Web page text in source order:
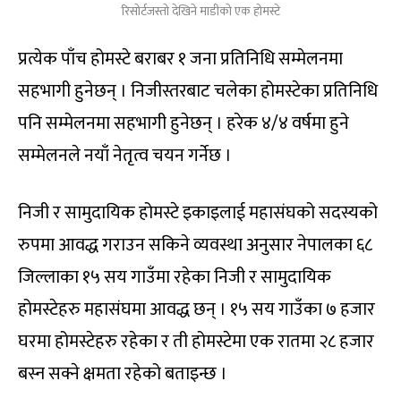
रिसोर्टजस्तो देखिने माडीको एक होमस्टे
प्रत्येक पाँच होमस्टे बराबर १ जना प्रतिनिधि सम्मेलनमा
सहभागी हुनेछन् । निजीस्तरबाट चलेका होमस्टेका प्रतिनिधि
पनि सम्मेलनमा सहभागी हुनेछन् । हरेक ४/४ वर्षमा हुने
सम्मेलनले नयाँ नेतृत्व चयन गर्नेछ ।
निजी र सामुदायिक होमस्टे इकाइलाई महासंघको सदस्यको
रुपमा आवद्ध गराउन सकिने व्यवस्था अनुसार नेपालका ६८
जिल्लाका १५ सय गाउँमा रहेका निजी र सामुदायिक
होमस्टेहरु महासंघमा आवद्ध छन् । १५ सय गाउँका ७ हजार
घरमा होमस्टेहरु रहेका र ती होमस्टेमा एक रातमा २८ हजार
बस्न सक्ने क्षमता रहेको बताइन्छ ।